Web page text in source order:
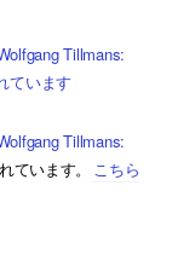
Tillmans:
ています
Tillmans:
ています。
こちら